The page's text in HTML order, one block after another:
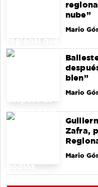
nube”
Mario
bien”
Mario
Zafra,
Mario